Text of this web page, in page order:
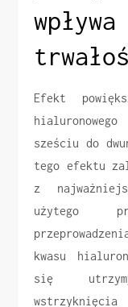
Efekt
sześciu do
tego efektu
z
użytego
kwasu
się